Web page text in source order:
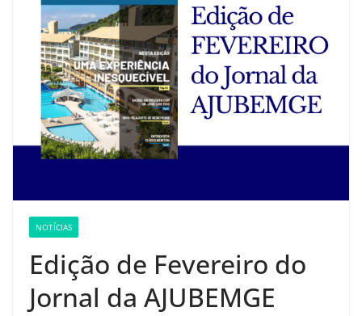
NOTÍCIAS
Edição de Fevereiro do
Jornal da AJUBEMGE